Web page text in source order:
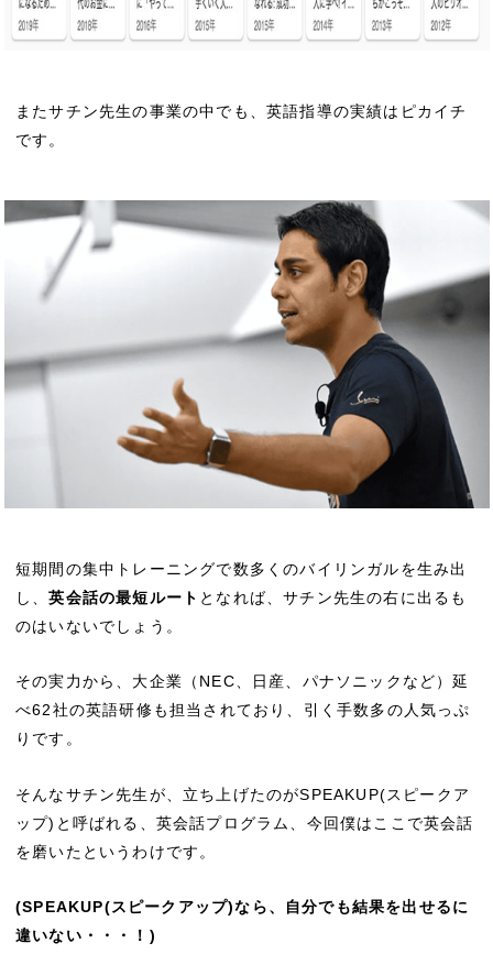
またサチン先生の事業の中でも、英語指導の実績はピカイチ
です。
短期間の集中トレーニングで数多くのバイリンガルを生み出
し、英会話の最短ルート となれば、サチン先生の右に出るも
のはいないでしょう。
その実力から、大企業（NEC、日産、パナソニックなど）延
べ62社の英語研修も担当されており、引く手数多の人気っぷ
りです。
そんなサチン先生が、立ち上げたのがSPEAKUP(スピークア
ップ)と呼ばれる、英会話プログラム、今回僕はここで英会話
を磨いたというわけです。
(SPEAKUP(スピークアップ)なら、自分でも結果を出せるに
違いない・・・！)